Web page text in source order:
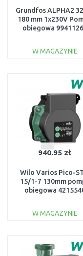
Grundfos ALPHA2
180 mm 1x230V
obiegowa
W MAGAZYNIE
Do porównania
940.95 zł
Wilo Varios Pico-
15/1-7 130mm
obiegowa
W MAGAZYNIE
Do porównania